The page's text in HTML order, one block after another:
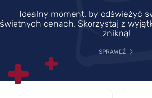
Idealny moment, by odświeżyć
świetnych cenach. Skorzystaj z
znikną!
SPRAWDŹ